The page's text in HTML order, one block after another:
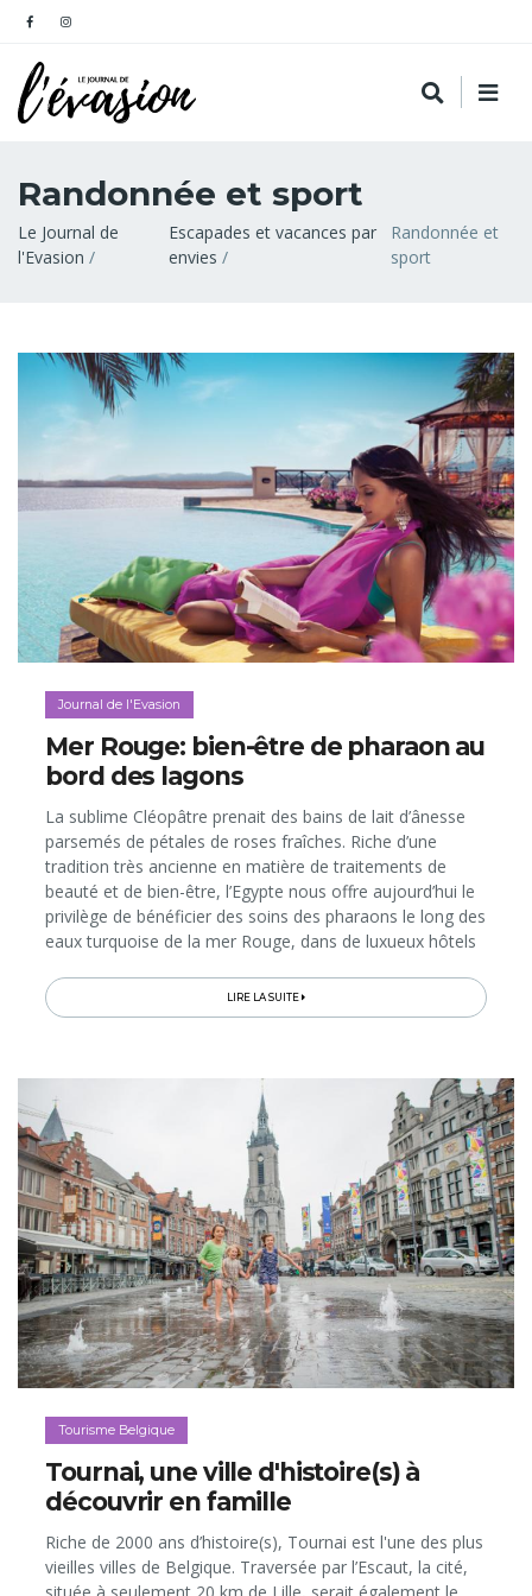
Randonnée et sport
Fil
d'Ariane
Le Journal de
l'Evasion
Escapades et vacances par
envies
Randonnée et
sport
Journal de l'Evasion
Mer Rouge: bien-être de pharaon au
bord des lagons
La sublime Cléopâtre prenait des bains de lait d’ânesse
parsemés de pétales de roses fraîches. Riche d’une
tradition très ancienne en matière de traitements de
beauté et de bien-être, l’Egypte nous offre aujourd’hui le
privilège de bénéficier des soins des pharaons le long des
eaux turquoise de la mer Rouge, dans de luxueux hôtels
royaux, les prix des cures, eux, sont bien plus
intéressants qu’en Europe. Sans compter qu’ici, le soleil
LIRE LA SUITE
Tourisme Belgique
Tournai, une ville d'histoire(s) à
découvrir en famille
Riche de 2000 ans d’histoire(s), Tournai est l'une des plus
vieilles villes de Belgique. Traversée par l’Escaut, la cité,
située à seulement 20 km de Lille, serait également le